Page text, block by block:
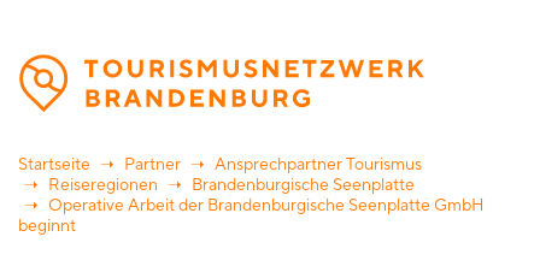
Direkt
zum
Inhalt
Startseite Partner
Ansprechpartner Tourismus
Reiseregionen
Brandenburgische Seenplatte
Operative Arbeit der Brandenburgische Seenplatte GmbH
beginnt